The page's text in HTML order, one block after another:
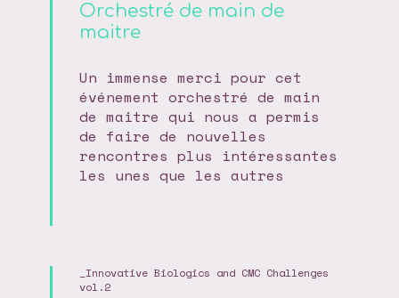
Orchestré de main de
maitre
Un immense merci pour cet
événement orchestré de main
de maitre qui nous a permis
de faire de nouvelles
rencontres plus intéressantes
les unes que les autres
Innovative Biologics and CMC Challenges
vol.2